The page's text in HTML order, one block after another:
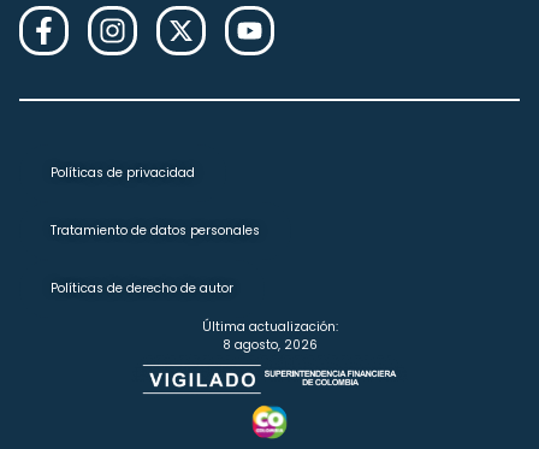
Políticas de privacidad
Tratamiento de datos personales
Políticas de derecho de autor
Última actualización:
8 agosto, 2026